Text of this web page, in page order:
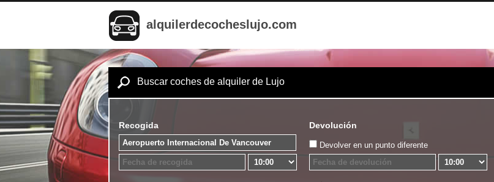
alquilerdecocheslujo.com
Buscar coches de alquiler de Lujo
Recogida Devolución
Devolver en un punto diferente